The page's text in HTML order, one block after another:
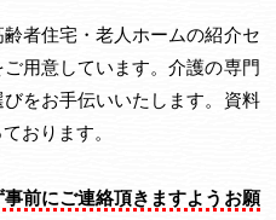
齢者住宅・老人ホームの紹介セ
ご用意しています。介護の専門
をお手伝いいたします。資料
おります。
前にご連絡頂きますようお願